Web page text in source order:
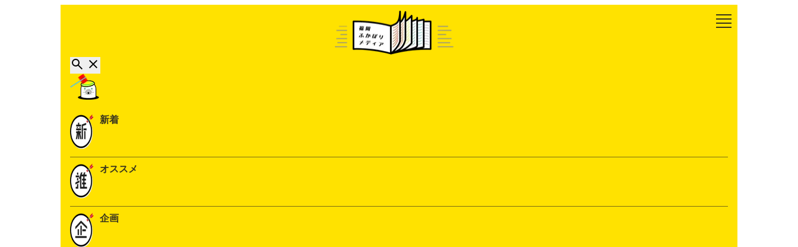
新着
オススメ
企画